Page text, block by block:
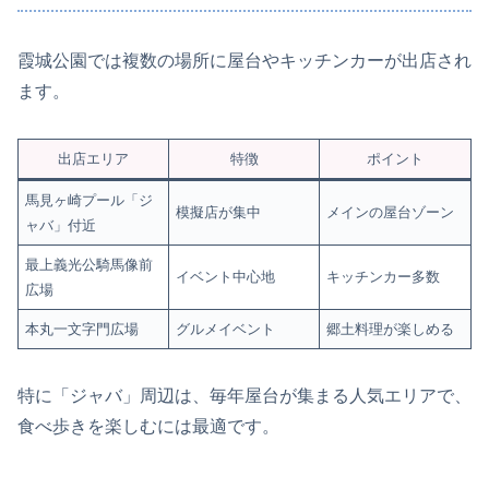
霞城公園では複数の場所に屋台やキッチンカーが出店され
ます。
出店エリア 特徴 ポイント
馬見ヶ崎プール「ジ
ャバ」付近
模擬店が集中 メインの屋台ゾーン
最上義光公騎馬像前
広場
イベント中心地 キッチンカー多数
本丸一文字門広場 グルメイベント 郷土料理が楽しめる
特に「ジャバ」周辺は、毎年屋台が集まる人気エリアで、
食べ歩きを楽しむには最適です。